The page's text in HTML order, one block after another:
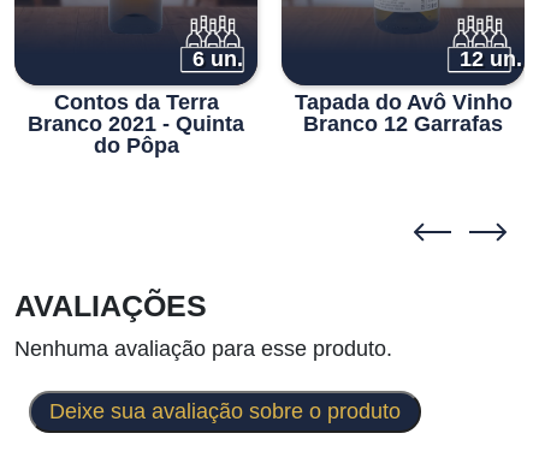
6 un.
Contos da Terra
Branco 2021 - Quinta
do Pôpa
12 un.
Tapada do Avô Vinho
Branco 12 Garrafas
AVALIAÇÕES
Nenhuma avaliação para esse produto.
Deixe sua avaliação sobre o produto